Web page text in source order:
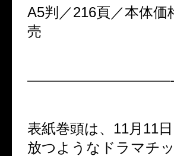
A5判／216頁／本体価
売
——————————-
表紙巻頭は、11月11
放つようなドラマチ